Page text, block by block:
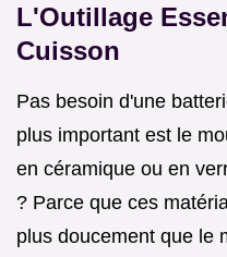
L'Outillage
Cuisson
Pas besoin d'une
plus important est le
en céramique ou en
? Parce que ces
plus doucement que le